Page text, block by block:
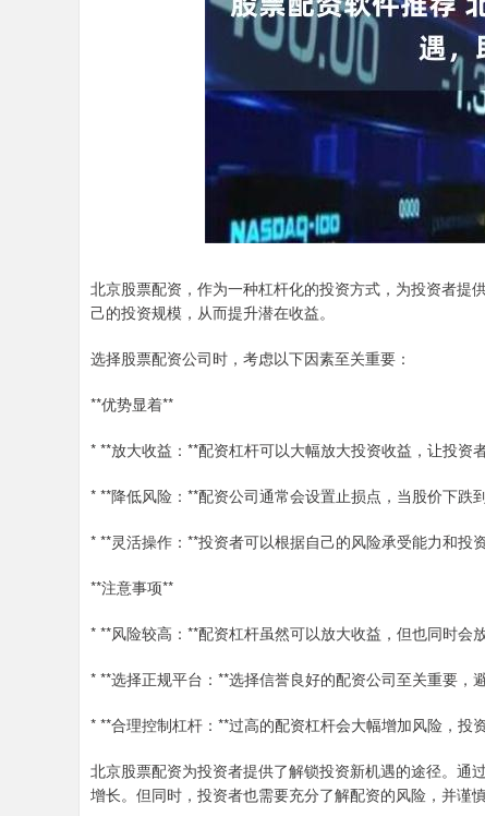
北京股票配资，作为一种杠杆化的投资方式，为投资者提
己的投资规模，从而提升潜在收益。
选择股票配资公司时，考虑以下因素至关重要：
**优势显着**
* **放大收益：**配资杠杆可以大幅放大投资收益，让投资
* **降低风险：**配资公司通常会设置止损点，当股价下跌
* **灵活操作：**投资者可以根据自己的风险承受能力和投
**注意事项**
* **风险较高：**配资杠杆虽然可以放大收益，但也同时会
* **选择正规平台：**选择信誉良好的配资公司至关重要，
* **合理控制杠杆：**过高的配资杠杆会大幅增加风险，投
北京股票配资为投资者提供了解锁投资新机遇的途径。通
增长。但同时，投资者也需要充分了解配资的风险，并谨